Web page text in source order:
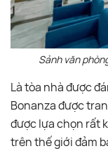
Sảnh văn
Là tòa nhà được
Bonanza được
được lựa chọn rất
trên thế giới đảm